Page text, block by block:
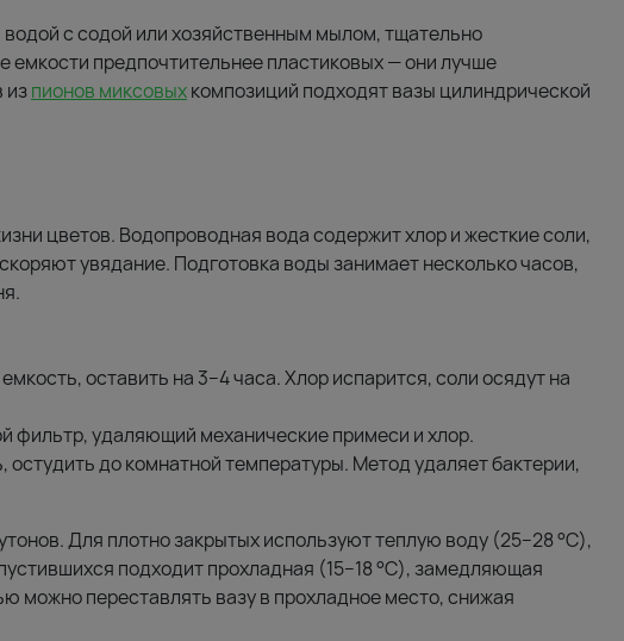
с содой или хозяйственным мылом, тщательно
емкости предпочтительнее пластиковых — они лучше
изпионов миксовыхкомпозиций подходят вазы цилиндрической
цветов. Водопроводная вода содержит хлор и жесткие соли,
увядание. Подготовка воды занимает несколько часов,
оставить на 3–4 часа. Хлор испарится, соли осядут на
фильтр, удаляющий механические примеси и хлор.
до комнатной температуры. Метод удаляет бактерии,
Для плотно закрытых используют теплую воду (25–28 °C),
подходит прохладная (15–18 °C), замедляющая
можно переставлять вазу в прохладное место, снижая